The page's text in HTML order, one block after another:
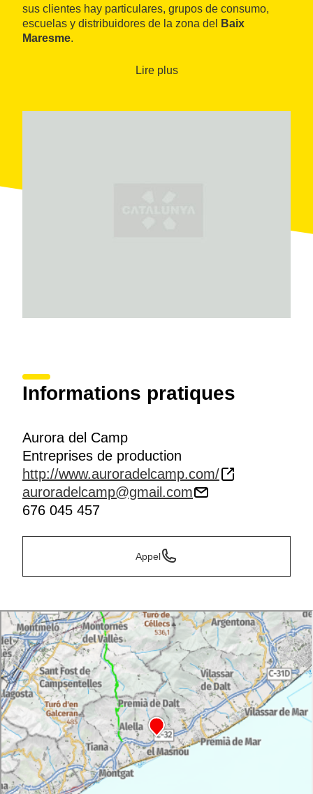
sus clientes hay particulares, grupos de consumo,
escuelas y distribuidores de la zona del
Baix
Maresme.
Lire plus
Informations pratiques
Aurora del Camp
Entreprises de production
http://www.auroradelcamp.com/
auroradelcamp@gmail.com
676 045 457
Appel